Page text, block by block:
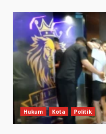
Hukum Kota Politik